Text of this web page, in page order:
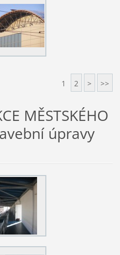
1 2 > >>
MĚSTSKÉHO
úpravy